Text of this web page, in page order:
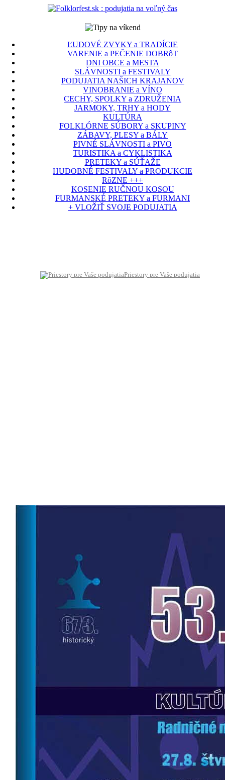
ĽUDOVÉ ZVYKY a TRADÍCIE
VARENIE a PEČENIE DOBRôT
DNI OBCE a MESTA
SLÁVNOSTI a FESTIVALY
PODUJATIA NAŠICH KRAJANOV
VINOBRANIE a VÍNO
CECHY, SPOLKY a ZDRUŽENIA
JARMOKY, TRHY a HODY
KULTÚRA
FOLKLÓRNE SÚBORY a SKUPINY
ZÁBAVY, PLESY a BÁLY
PIVNÉ SLÁVNOSTI a PIVO
TURISTIKA a CYKLISTIKA
PRETEKY a SÚŤAŽE
HUDOBNÉ FESTIVALY a PRODUKCIE
RôZNE +++
KOSENIE RUČNOU KOSOU
FURMANSKÉ PRETEKY a FURMANI
+ VLOŽIŤ SVOJE PODUJATIA
Priestory pre Vaše podujatia